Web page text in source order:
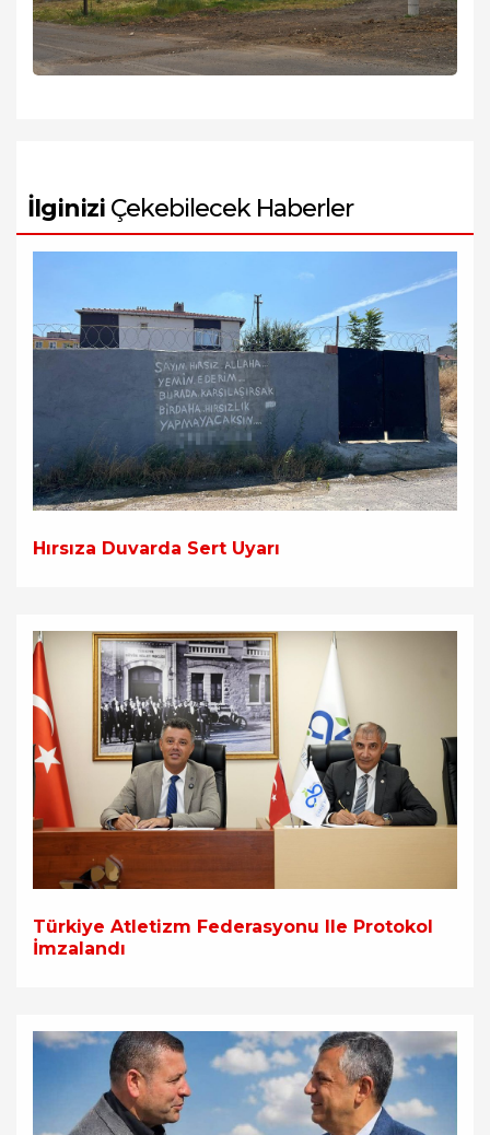
İlginizi Çekebilecek Haberler
Hırsıza Duvarda Sert Uyarı
Türkiye Atletizm Federasyonu Ile Protokol
İmzalandı